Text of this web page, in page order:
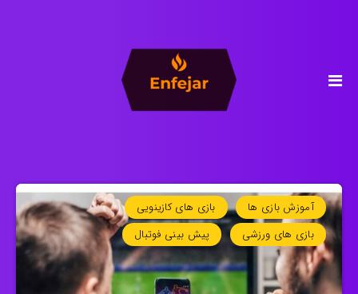
آموزش بازی ها
بازی های کازینویی
بازی های ورزشی
پیش بینی فوتبال